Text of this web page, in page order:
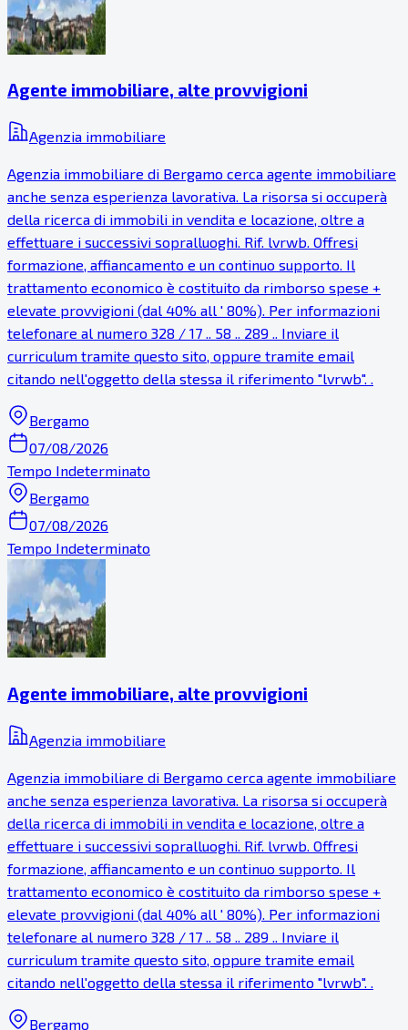
Agente immobiliare, alte provvigioni
Agenzia immobiliare
Agenzia immobiliare di Bergamo cerca agente immobiliare
anche senza esperienza lavorativa. La risorsa si occuperà
della ricerca di immobili in vendita e locazione, oltre a
effettuare i successivi sopralluoghi. Rif. lvrwb. Offresi
formazione, affiancamento e un continuo supporto. Il
trattamento economico è costituito da rimborso spese +
elevate provvigioni (dal 40% all ' 80%). Per informazioni
telefonare al numero 328 / 17 .. 58 .. 289 .. Inviare il
curriculum tramite questo sito, oppure tramite email
citando nell'oggetto della stessa il riferimento "lvrwb". .
Bergamo
07/08/2026
Tempo Indeterminato
Bergamo
07/08/2026
Tempo Indeterminato
Agente immobiliare, alte provvigioni
Agenzia immobiliare
Agenzia immobiliare di Bergamo cerca agente immobiliare
anche senza esperienza lavorativa. La risorsa si occuperà
della ricerca di immobili in vendita e locazione, oltre a
effettuare i successivi sopralluoghi. Rif. lvrwb. Offresi
formazione, affiancamento e un continuo supporto. Il
trattamento economico è costituito da rimborso spese +
elevate provvigioni (dal 40% all ' 80%). Per informazioni
telefonare al numero 328 / 17 .. 58 .. 289 .. Inviare il
curriculum tramite questo sito, oppure tramite email
citando nell'oggetto della stessa il riferimento "lvrwb". .
Bergamo